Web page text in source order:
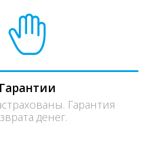
Гарантии
Гарантия
денег.